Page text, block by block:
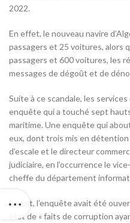
2022.
En effet, le nouveau navire
passagers et 25 voitures, alors
passagers et 600 voitures, les
messages de dégoût et de
Suite à ce scandale, les
enquête qui a touché sept
maritime. Une enquête qui
eux, dont trois mis en
d’escale et le directeur
judiciaire, en l’occurrence le
cheffe du département
En fait, l’enquête avait été
état de « faits de corruption